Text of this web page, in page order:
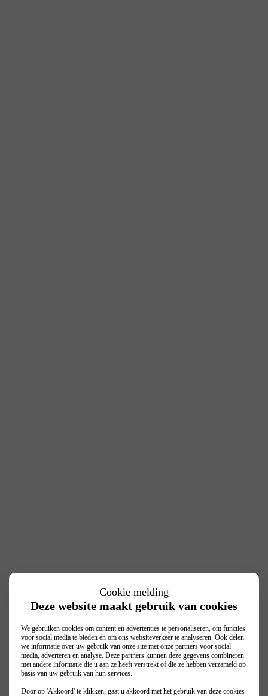
Cookie melding
Deze website maakt gebruik van cookies
We gebruiken cookies om content en advertenties te personaliseren, om functies
voor social media te bieden en om ons websiteverkeer te analyseren. Ook delen
we informatie over uw gebruik van onze site met onze partners voor social
media, adverteren en analyse. Deze partners kunnen deze gegevens combineren
met andere informatie die u aan ze heeft verstrekt of die ze hebben verzameld op
basis van uw gebruik van hun services.
Door op 'Akkoord' te klikken, gaat u akkoord met het gebruik van deze cookies